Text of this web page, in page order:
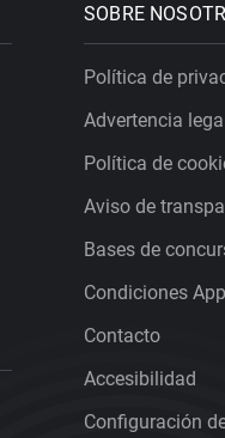
SOBRE
Política de
Advertencia
Política de
Aviso de
Bases de
Condiciones
Contacto
Accesibilidad
Configuración